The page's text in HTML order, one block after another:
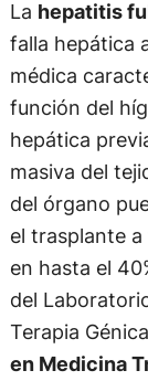
La hepatitis
falla hepática
médica
función del
hepática
masiva del
del órgano
el trasplante
en hasta el
del
Terapia
en Medicina